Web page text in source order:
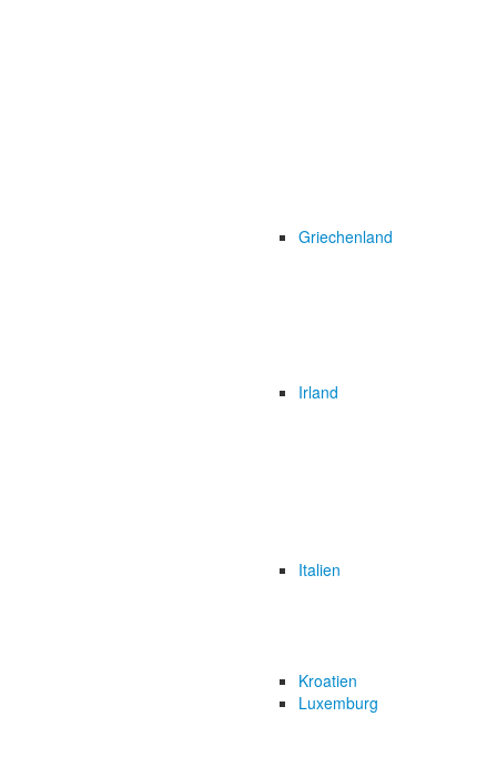
Griechenland
Irland
Italien
Kroatien
Luxemburg